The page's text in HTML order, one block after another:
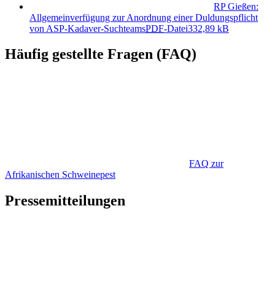
RP Gießen:
Allgemeinverfügung zur Anordnung einer Duldungspflicht
von ASP-Kadaver-SuchteamsPDF-Datei332,89 kB
Häufig gestellte Fragen (FAQ)
FAQ zur
Afrikanischen Schweinepest
Pressemitteilungen